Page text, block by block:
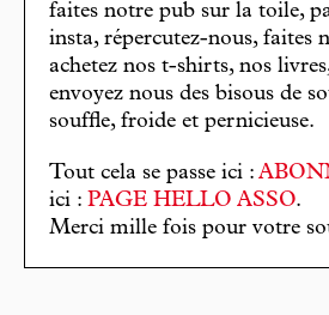
faites notre pub sur la toile,
insta, répercutez-nous, faites
achetez nos t-shirts, nos
envoyez nous des bisous de
souffle, froide et pernicieuse.
Tout cela se passe ici :
ici : PAGE HELLO ASSO.
Merci mille fois pour votre